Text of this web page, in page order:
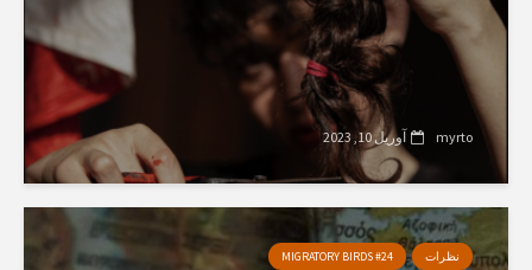
myrto آوریل 10, 2023
نظرات MIGRATORY BIRDS #24